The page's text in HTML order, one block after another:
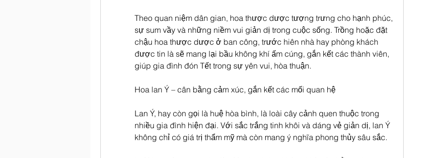
Theo quan niệm dân gian, hoa thược dược tượng trưng cho hạnh phúc,
sự sum vầy và những niềm vui giản dị trong cuộc sống. Trồng hoặc đặt
chậu hoa thược dược ở ban công, trước hiên nhà hay phòng khách
được tin là sẽ mang lại bầu không khí ấm cúng, gắn kết các thành viên,
giúp gia đình đón Tết trong sự yên vui, hòa thuận.
Hoa lan Ý – cân bằng cảm xúc, gắn kết các mối quan hệ
Lan Ý, hay còn gọi là huệ hòa bình, là loài cây cảnh quen thuộc trong
nhiều gia đình hiện đại. Với sắc trắng tinh khôi và dáng vẻ giản dị, lan Ý
không chỉ có giá trị thẩm mỹ mà còn mang ý nghĩa phong thủy sâu sắc.